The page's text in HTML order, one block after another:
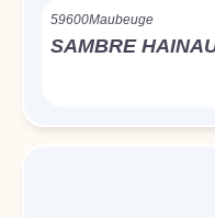
59600Maubeuge
SAMBRE